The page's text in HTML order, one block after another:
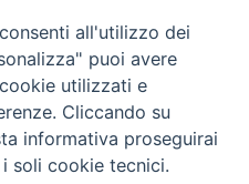
Trani Barletta Bisceglie
permesso. Tutti i diritti sono
all'utilizzo dei
puoi avere
utilizzati e
Cliccando su
informativa proseguirai
soli cookie tecnici.